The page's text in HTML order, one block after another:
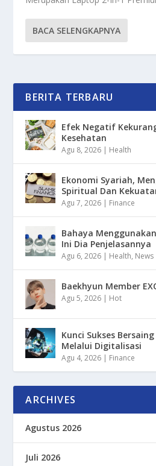
BACA SELENGKAPNYA
BERITA TERBARU
Efek Negatif
Kesehatan
Agu 8, 2026 | Health
Ekonomi Syariah,
Spiritual Dan
Agu 7, 2026 | Finance
Bahaya
Ini Dia Penjelasannya
Agu 6, 2026 | Health, News
Baekhyun Member
Agu 5, 2026 | Hot
Kunci Sukses
Melalui Digitalisasi
Agu 4, 2026 | Finance
ARCHIVES
Agustus 2026
Juli 2026